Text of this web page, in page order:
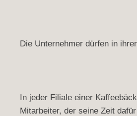
Die Unternehmer dürfen in
In jeder Filiale einer
Mitarbeiter, der seine Zeit